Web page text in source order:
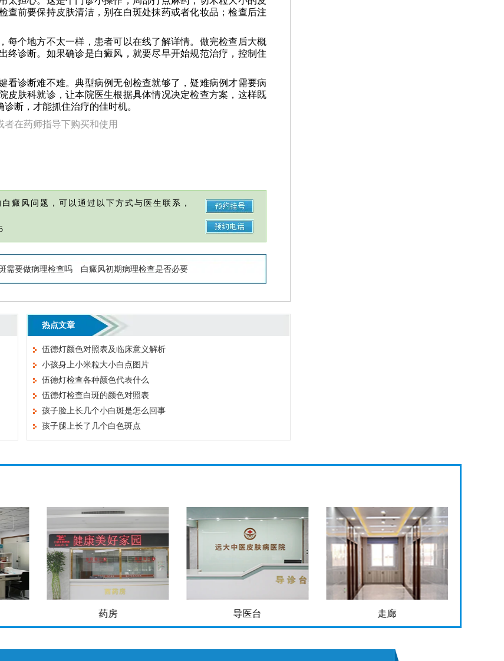
查前要保持皮肤清洁，别在白斑处抹药或者化妆品；检查后注
每个地方不太一样，患者可以在线了解详情。做完检查后大概
终诊断。如果确诊是白癜风，就要尽早开始规范治疗，控制住
看诊断难不难。典型病例无创检查就够了，疑难病例才需要病
皮肤科就诊，让本院医生根据具体情况决定检查方案，这样既
断，才能抓住治疗的佳时机。
在药师指导下购买和使用
癜风问题，可以通过以下方式与医生联系，
需要做病理检查吗 白癜风初期病理检查是否必要
热点文章
伍德灯颜色对照表及临床意义解析
小孩身上小米粒大小白点图片
伍德灯检查各种颜色代表什么
伍德灯检查白斑的颜色对照表
孩子脸上长几个小白斑是怎么回事
孩子腿上长了几个白色斑点
导医台 走廊 手术室